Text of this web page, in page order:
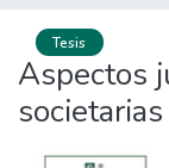
Tesis
Aspectos
societarias